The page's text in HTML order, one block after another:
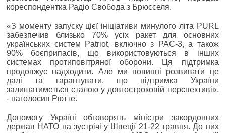
кореспондентка Радіо Свобода з Брюсселя.
«З моменту запуску цієї ініціативи минулого літа PURL
забезпечив близько 70% усіх ракет для основних
українських систем Patriot, включно з PAC-3, а також
90% боєприпасів, що використовуються в інших
системах протиповітряної оборони. Ця підтримка
продовжує надходити. Але ми повинні розвивати це
далі та гарантувати, що підтримка України
залишатиметься сталою у довгостроковій перспективі»,
- наголосив Рютте.
Допомогу Україні обговорять міністри закордонних
держав НАТО на зустрічі у Швеції 21-22 травня. До них